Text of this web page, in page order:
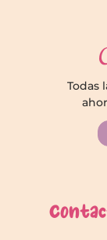
Todas